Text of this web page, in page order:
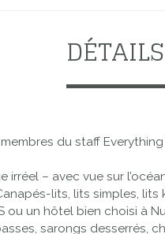
du staff Everything
irréel – avec vue sur
lits, lits simples, lits
ou un hôtel bien choisi à
sarongs desserrés,